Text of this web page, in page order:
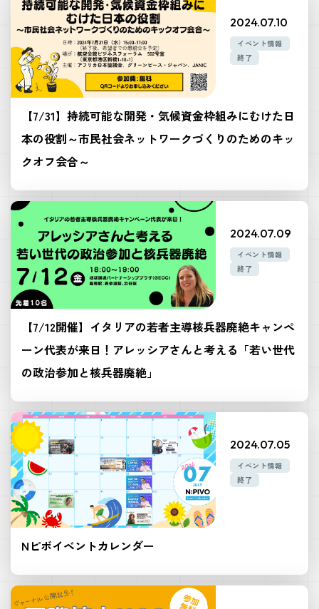
2024.07.10
イベント情報
終了
【7/31】持続可能な開発・気候資金枠組みにむけた日
本の役割～市民社会ネットワークづくりのためのキッ
クオフ会合～
2024.07.09
イベント情報
終了
【7/12開催】イタリアの若者主導核兵器廃絶キャンペ
ーン代表が来日！アレッシアさんと考える「若い世代
の政治参加と核兵器廃絶」
2024.07.05
イベント情報
終了
Nピボイベントカレンダー